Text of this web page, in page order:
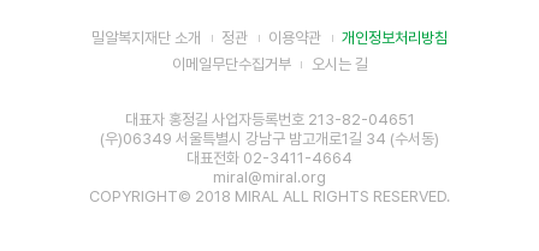
밀알복지재단 소개 정관 이용약관
개인정보처리방침
이메일무단수집거부
오시는 길
대표자 홍정길 사업자등록번호 213-82-04651
(우)06349 서울특별시 강남구 밤고개로1길 34 (수서동)
대표전화 02-3411-4664
miral@miral.org
COPYRIGHT© 2018 MIRAL ALL RIGHTS RESERVED.